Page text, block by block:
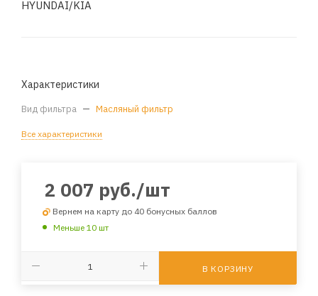
HYUNDAI/KIA
Характеристики
Вид фильтра — Масляный фильтр
Все характеристики
2 007 руб./шт
Вернем на карту до 40 бонусных баллов
Меньше 10 шт
В КОРЗИНУ